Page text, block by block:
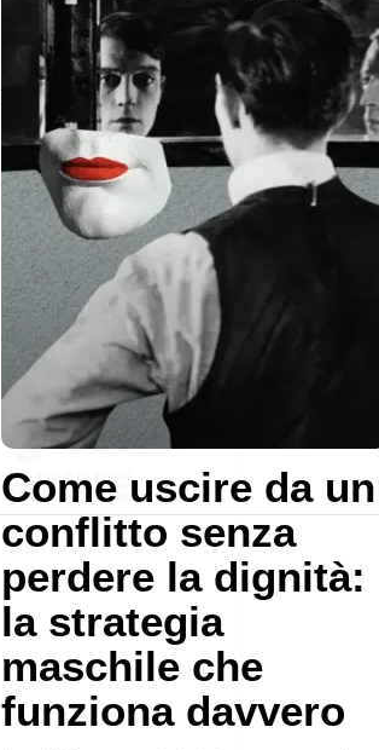
Come uscire da un
conflitto senza
perdere la dignità:
la strategia
maschile che
funziona davvero